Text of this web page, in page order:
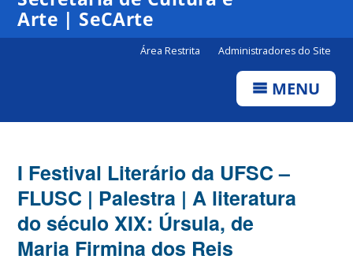
Arte | SeCArte
Área Restrita Administradores do Site
MENU
I Festival Literário da UFSC –
FLUSC | Palestra | A literatura
do século XIX: Úrsula, de
Maria Firmina dos Reis